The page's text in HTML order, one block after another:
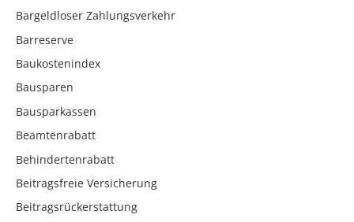
Bargeldloser Zahlungsverkehr
Barreserve
Baukostenindex
Bausparen
Bausparkassen
Beamtenrabatt
Behindertenrabatt
Beitragsfreie Versicherung
Beitragsrückerstattung